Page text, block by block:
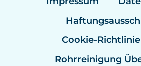
Cookie-Richtlinie
Rohrreinigung